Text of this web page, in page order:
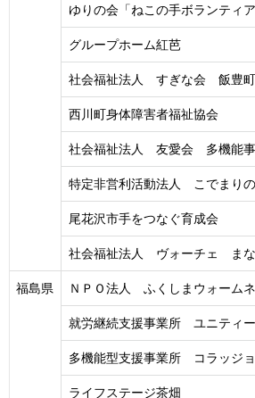
ゆりの会「ねこの手ボランティア
グループホーム紅芭
社会福祉法人 すぎな会 飯豊町
西川町身体障害者福祉協会
社会福祉法人 友愛会 多機能事
特定非営利活動法人 こでまり
尾花沢市手をつなぐ育成会
社会福祉法人 ヴォーチェ まな
福島県 ＮＰＯ法人 ふくしまウォーム
就労継続支援事業所 ユニティー
多機能型支援事業所 コラッジョ
ライフステージ茶畑